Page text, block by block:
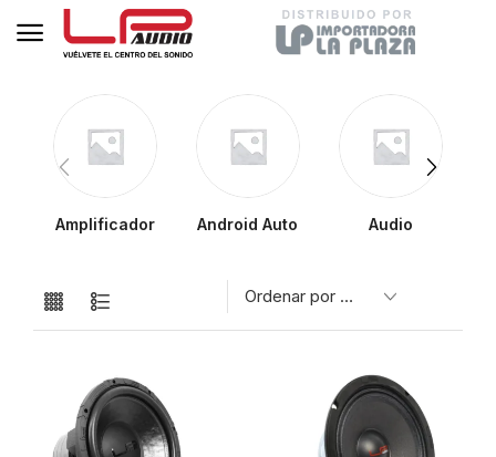
Amplificador Android Auto Audio